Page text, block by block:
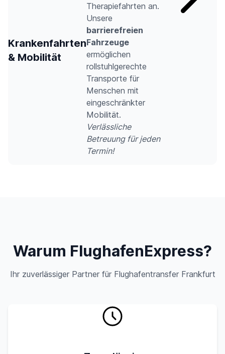
Krankenfahrten
& Mobilität
Therapiefahrten an.
Unsere
barrierefreien
Fahrzeuge
ermöglichen
rollstuhlgerechte
Transporte für
Menschen mit
eingeschränkter
Mobilität.
Verlässliche
Betreuung für jeden
Termin!
Warum FlughafenExpress?
Ihr zuverlässiger Partner für Flughafentransfer Frankfurt